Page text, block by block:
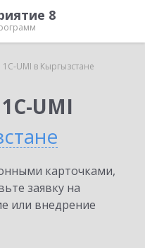
8
1C-UMI в Кыргызстане
UMI
карточками,
заявку на
или внедрение